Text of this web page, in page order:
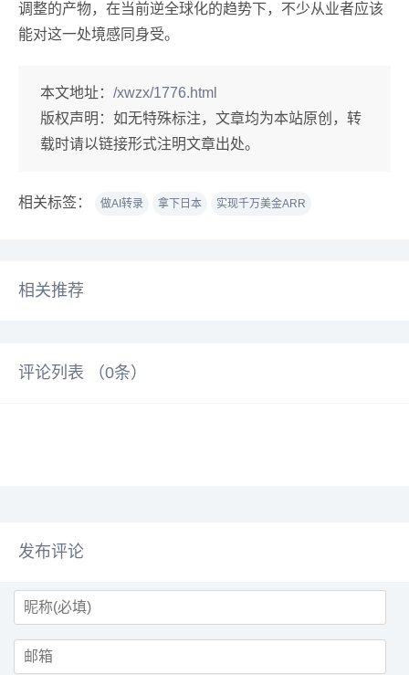
调整的产物，在当前逆全球化的趋势下，不少从业者应该
能对这一处境感同身受。
本文地址： /xwzx/1776.html
版权声明： 如无特殊标注，文章均为本站原创，转
载时请以链接形式注明文章出处。
相关标签： 做AI转录 拿下日本 实现千万美金ARR
相关推荐
评论列表 （0条）
发布评论